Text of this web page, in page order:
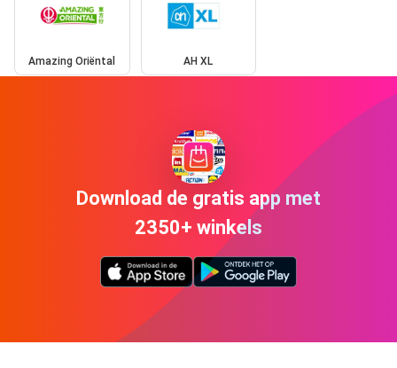
Amazing Oriëntal AH XL
Download de gratis app met
2350+ winkels